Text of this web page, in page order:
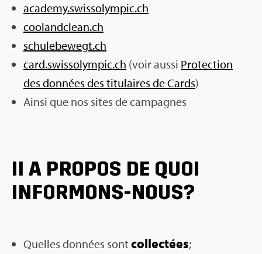
aca­demy.​swi​ssol​ympi​c.​ch
cooland­clean.ch
schu­le­be­wegt.ch
card.​swi​ssol​ympi​c.​ch (voir aussi Pro­tec­tion
des don­nées des titu­laires de Cards)
Ainsi que nos sites de cam­pagnes
II A PRO­POS DE QUOI
INFOR­MONS-NOUS?
Quelles don­nées sont col­lec­tées;